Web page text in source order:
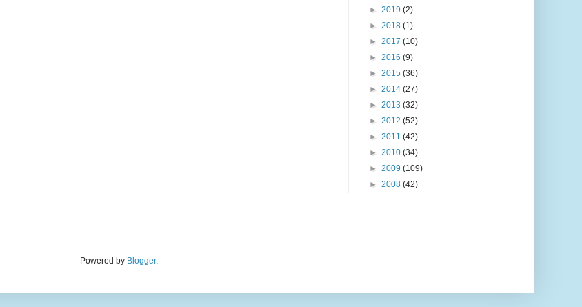
► 2019 (2)
► 2018 (1)
► 2017 (10)
► 2016 (9)
► 2015 (36)
► 2014 (27)
► 2013 (32)
► 2012 (52)
► 2011 (42)
► 2010 (34)
► 2009 (109)
► 2008 (42)
Powered by Blogger.